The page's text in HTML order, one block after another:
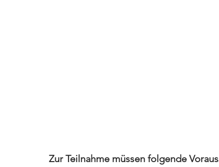
Zur Teilnahme müssen folgende